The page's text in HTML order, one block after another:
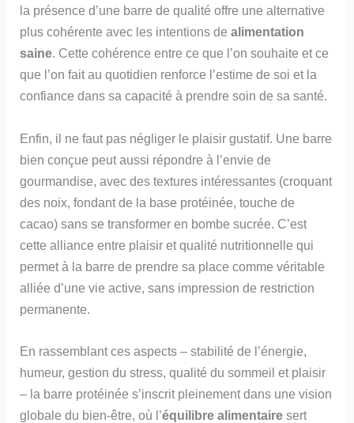
la présence d’une barre de qualité offre une alternative
plus cohérente avec les intentions dealimentation
saine. Cette cohérence entre ce que l’on souhaite et ce
que l’on fait au quotidien renforce l’estime de soi et la
confiance dans sa capacité à prendre soin de sa santé.
Enfin, il ne faut pas négliger le plaisir gustatif. Une barre
bien conçue peut aussi répondre à l’envie de
gourmandise, avec des textures intéressantes (croquant
des noix, fondant de la base protéinée, touche de
cacao) sans se transformer en bombe sucrée. C’est
cette alliance entre plaisir et qualité nutritionnelle qui
permet à la barre de prendre sa place comme véritable
alliée d’une vie active, sans impression de restriction
permanente.
En rassemblant ces aspects – stabilité de l’énergie,
humeur, gestion du stress, qualité du sommeil et plaisir
– la barre protéinée s’inscrit pleinement dans une vision
globale du bien-être, où l’équilibre alimentaire sert